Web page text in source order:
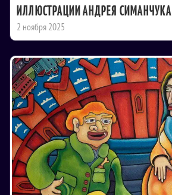
ИЛЛЮСТРАЦИИ АНДРЕЯ СИМАНЧУКА
2 ноября 2025